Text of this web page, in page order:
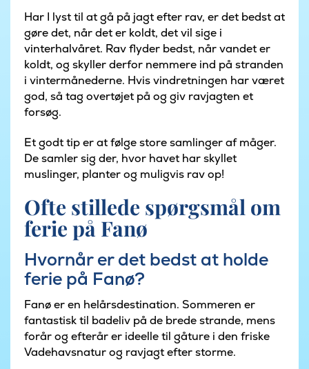
Har I lyst til at gå på jagt efter rav, er det bedst at
gøre det, når det er koldt, det vil sige i
vinterhalvåret. Rav flyder bedst, når vandet er
koldt, og skyller derfor nemmere ind på stranden
i vintermånederne. Hvis vindretningen har været
god, så tag overtøjet på og giv ravjagten et
forsøg.
Et godt tip er at følge store samlinger af måger.
De samler sig der, hvor havet har skyllet
muslinger, planter og muligvis rav op!
Ofte stillede spørgsmål om
ferie på Fanø
Hvornår er det bedst at holde
ferie på Fanø?
Fanø er en helårsdestination. Sommeren er
fantastisk til badeliv på de brede strande, mens
forår og efterår er ideelle til gåture i den friske
Vadehavsnatur og ravjagt efter storme.